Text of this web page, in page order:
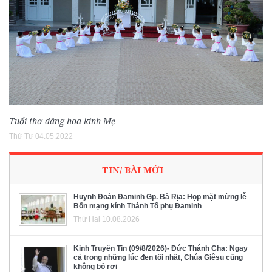
Tuổi thơ dâng hoa kính Mẹ
Thứ Tư 04.05.2022
TIN/ BÀI MỚI
Huynh Đoàn Đaminh Gp. Bà Rịa: Họp mặt mừng lễ
Bổn mạng kính Thánh Tổ phụ Đaminh
Thứ Hai 10.08.2026
Kinh Truyền Tin (09/8/2026)- Đức Thánh Cha: Ngay
cả trong những lúc đen tối nhất, Chúa Giêsu cũng
không bỏ rơi